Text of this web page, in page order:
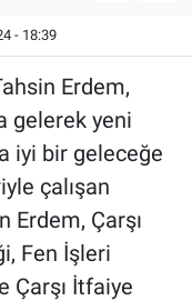
- 18:39
Erdem,
gelerek yeni
iyi bir geleceğe
çalışan
Erdem, Çarşı
Fen İşleri
Çarşı İtfaiye